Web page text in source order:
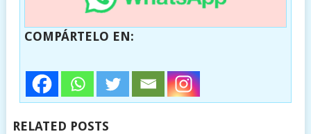
COMPÁRTELO EN:
RELATED POSTS